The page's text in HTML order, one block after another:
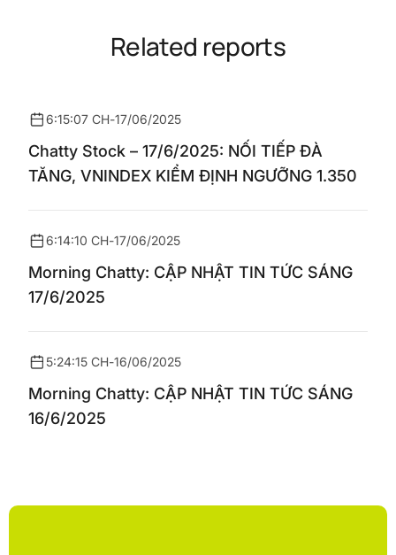
Related reports
6:15:07 CH-17/06/2025
Chatty Stock – 17/6/2025: NỐI TIẾP ĐÀ
TĂNG, VNINDEX KIỂM ĐỊNH NGƯỠNG 1.350
6:14:10 CH-17/06/2025
Morning Chatty: CẬP NHẬT TIN TỨC SÁNG
17/6/2025
5:24:15 CH-16/06/2025
Morning Chatty: CẬP NHẬT TIN TỨC SÁNG
16/6/2025